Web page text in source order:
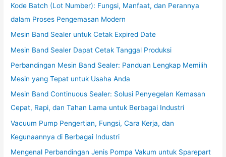
Kode Batch (Lot Number): Fungsi, Manfaat, dan Perannya
dalam Proses Pengemasan Modern
Mesin Band Sealer untuk Cetak Expired Date
Mesin Band Sealer Dapat Cetak Tanggal Produksi
Perbandingan Mesin Band Sealer: Panduan Lengkap Memilih
Mesin yang Tepat untuk Usaha Anda
Mesin Band Continuous Sealer: Solusi Penyegelan Kemasan
Cepat, Rapi, dan Tahan Lama untuk Berbagai Industri
Vacuum Pump Pengertian, Fungsi, Cara Kerja, dan
Kegunaannya di Berbagai Industri
Mengenal Perbandingan Jenis Pompa Vakum untuk Sparepart